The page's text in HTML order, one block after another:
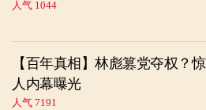
人气 1044
【百年真相】林彪篡党夺权？惊
人内幕曝光
人气 7191